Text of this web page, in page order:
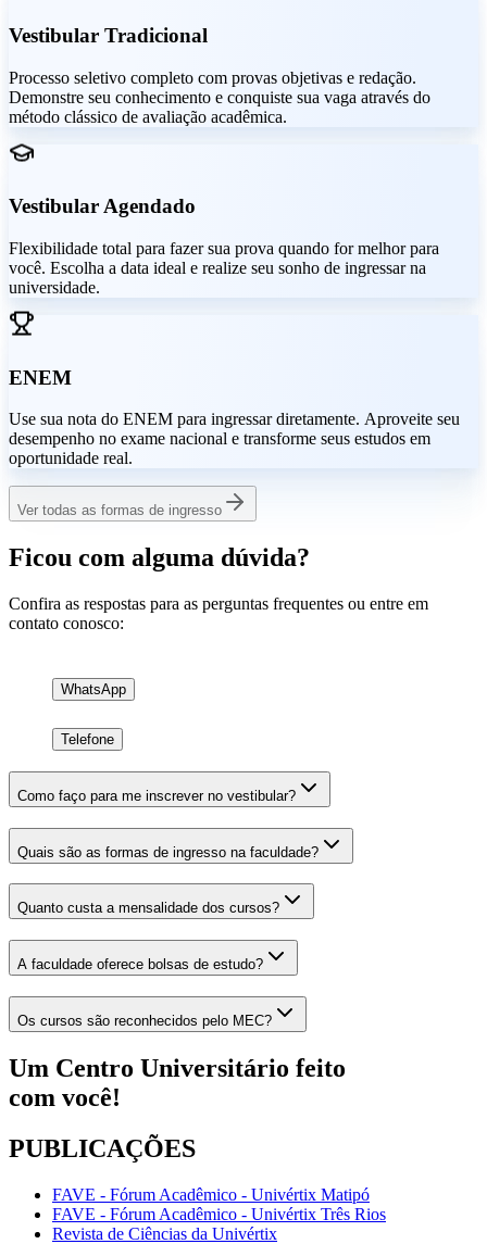
Vestibular Tradicional
Processo seletivo completo com provas objetivas e redação.
Demonstre seu conhecimento e conquiste sua vaga através do
método clássico de avaliação acadêmica.
Vestibular Agendado
Flexibilidade total para fazer sua prova quando for melhor para
você. Escolha a data ideal e realize seu sonho de ingressar na
universidade.
ENEM
Use sua nota do ENEM para ingressar diretamente. Aproveite seu
desempenho no exame nacional e transforme seus estudos em
oportunidade real.
Ver todas as formas de ingresso
Ficou com alguma dúvida?
Confira as respostas para as perguntas frequentes ou entre em
contato conosco:
WhatsApp
Telefone
Como faço para me inscrever no vestibular?
Quais são as formas de ingresso na faculdade?
Quanto custa a mensalidade dos cursos?
A faculdade oferece bolsas de estudo?
Os cursos são reconhecidos pelo MEC?
Um Centro Universitário feito
com você!
PUBLICAÇÕES
FAVE - Fórum Acadêmico - Univértix Matipó
FAVE - Fórum Acadêmico - Univértix Três Rios
Revista de Ciências da Univértix